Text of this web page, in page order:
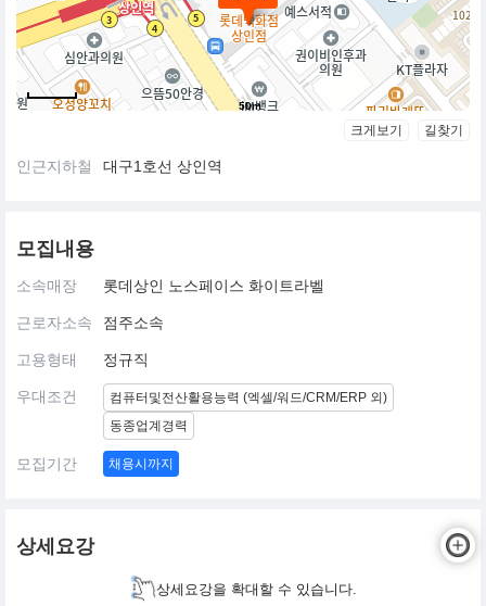
50m
크게보기 길찾기
인근지하철 대구1호선 상인역
모집내용
소속매장 롯데상인 노스페이스 화이트라벨
근로자소속 점주소속
고용형태 정규직
우대조건
컴퓨터및전산활용능력 (엑셀/워드/CRM/ERP 외)
동종업계경력
모집기간 채용시까지
상세요강
상세요강을 확대할 수 있습니다.